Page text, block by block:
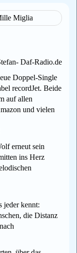
Daf-Radio.de
Doppel‑Single
recordJet. Beide
auf allen
und vielen
erneut sein
ins Herz
jeder kennt:
die Distanz